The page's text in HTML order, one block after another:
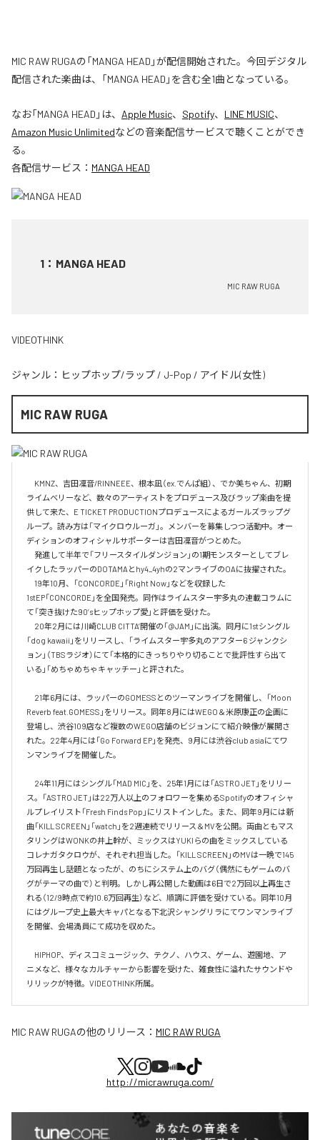
MIC RAW RUGAの「MANGA HEAD」が配信開始された。今回デジタル
配信された楽曲は、「MANGA HEAD」を含む全1曲となっている。
なお「MANGA HEAD 」は、 Apple Music、 Spotify、 LINE MUSIC、
Amazon Music Unlimitedなどの音楽配信サービスで聴くことができ
る。
各配信サービス： MANGA HEAD
1 ： MANGA HEAD
MIC RAW RUGA
VIDEOTHINK
ジャンル： ヒップホップ/ラップ / J-Pop / アイドル(女性)
MIC RAW RUGA
KMNZ、吉田凜音/RINNEEE、根本凪（ex.でんぱ組）、でか美ちゃん、初期
ライムベリーなど、数々のアーティストをプロデュース及びラップ楽曲を提
供して来た、E TICKET PRODUCTIONプロデュースによるガールズラップグ
ループ。読み方は「マイクロウルーガ」。メンバーを募集しつつ活動中。オー
ディションのオフィシャルサポーターは吉田凜音がつとめた。
発進して半年で「フリースタイルダンジョン」の1期モンスターとしてブレ
イクしたラッパーのDOTAMAとhy4_4yhの2マンライブのOAに抜擢された。
19年10月、「CONCORDE」「Right Now」などを収録した
1stEP「CONCORDE」を全国発売。同作はライムスター宇多丸の連載コラムに
て「突き抜けた90’sヒップホップ愛」と評価を受けた。
20年2月には川崎CLUB CITTA’開催の「@JAM」に出演。同月に1stシングル
「dog kawaii」をリリースし、「ライムスター宇多丸のアフター6 ジャンクシ
ョン」（TBSラジオ）にて「本格的にきっちりやり切ることで批評性すら出て
いる」「めちゃめちゃキャッチー」と評された。
21年6月には、ラッパーのGOMESSとのツーマンライブを開催し、「Moon
Reverb feat.GOMESS」をリリース。同年8月にはWEGO＆米原康正の企画に
登場し、渋谷109店など複数のWEGO店舗のビジョンにて紹介映像が展開さ
れた。22年4月には「Go Forward EP」を発売、9月には渋谷club asiaにてワ
ンマンライブを開催した。
24年11月にはシングル「MAD MIC」を、25年1月には「ASTRO JET」をリリー
ス。「ASTRO JET」は22万人以上のフォロワーを集めるSpotifyのオフィシャ
ルプレイリスト「Fresh Finds Pop」にリストインした。また、同年9月には新
曲「KILL SCREEN」「watch」を2週連続でリリース＆MVを公開。両曲ともマス
タリングはWONKの井上幹が、ミックスはYUKIらの曲をミックスしている
コレナガタクロウが、それぞれ担当した。「KILL SCREEN」のMVは一晩で145
万回再生し話題となったが、のちにシステム上のバグ（偶然にもゲームのバ
グがテーマの曲で）と判明。しかし再公開した動画は6日で2万回以上再生さ
れる（12/9時点で約10.6万回再生）など、順調に評価を受けている。同年10月
にはグループ史上最大キャパとなる下北沢シャングリラにてワンマンライブ
を開催、会場満員にて成功を収めた。
HIPHOP、ディスコミュージック、テクノ、ハウス、ゲーム、遊園地、ア
ニメなど、様々なカルチャーから影響を受けた、雑食性に溢れたサウンドや
リリックが特徴。VIDEOTHINK所属。
MIC RAW RUGAの他のリリース： MIC RAW RUGA
http://micrawruga.com/